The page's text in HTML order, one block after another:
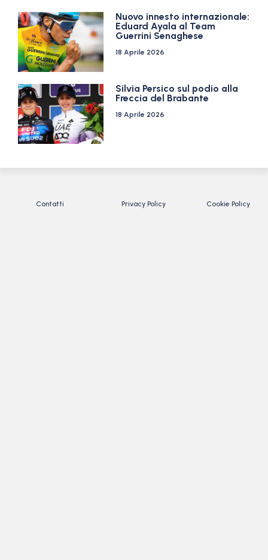
Nuovo innesto internazionale:
Eduard Ayala al Team
Guerrini Senaghese
18 Aprile 2026
Silvia Persico sul podio alla
Freccia del Brabante
18 Aprile 2026
Contatti Privacy Policy Cookie Policy